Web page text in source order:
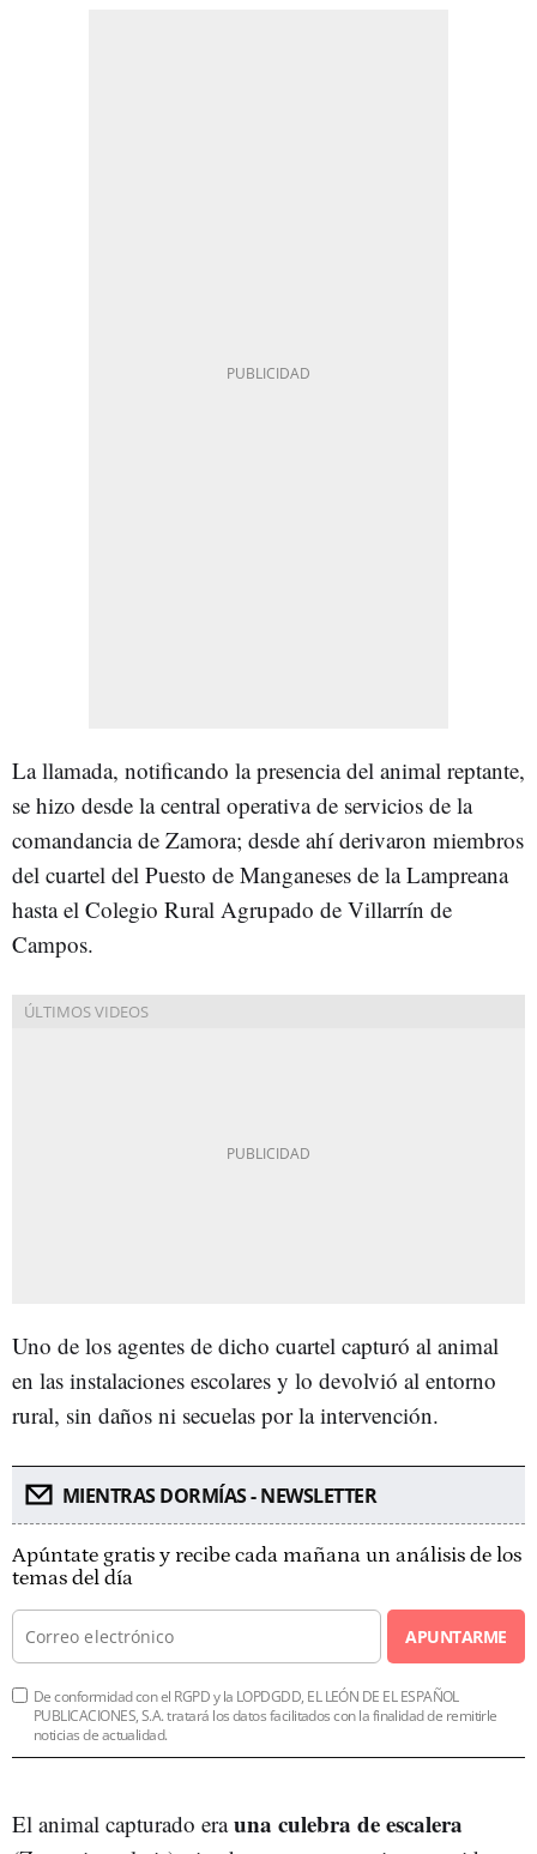
La llamada, notificando la presencia del animal reptante,
se hizo desde la central operativa de servicios de la
comandancia de Zamora; desde ahí derivaron miembros
del cuartel del Puesto de Manganeses de la Lampreana
hasta el Colegio Rural Agrupado de Villarrín de
Campos.
Uno de los agentes de dicho cuartel capturó al animal
en las instalaciones escolares y lo devolvió al entorno
rural, sin daños ni secuelas por la intervención.
MIENTRAS DORMÍAS - NEWSLETTER
Apúntate gratis y recibe cada mañana un análisis de los
temas del día
APUNTARME
De conformidad con el RGPD y la LOPDGDD, EL LEÓN DE EL ESPAÑOL
PUBLICACIONES, S.A. tratará los datos facilitados con la finalidad de remitirle
noticias de actualidad.
El animal capturado erauna culebra de escalera